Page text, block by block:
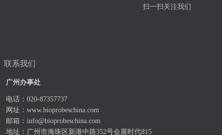
联系我们
扫一扫关注我们
广州办事处
电话：020-87357737
网址： www.bioprobeschina.com
邮箱： info@bioprobeschina.com
地址：广州市海珠区新港中路352号会展时代815